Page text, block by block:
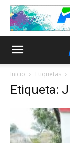
Inicio Etiquetas
Etiqueta: